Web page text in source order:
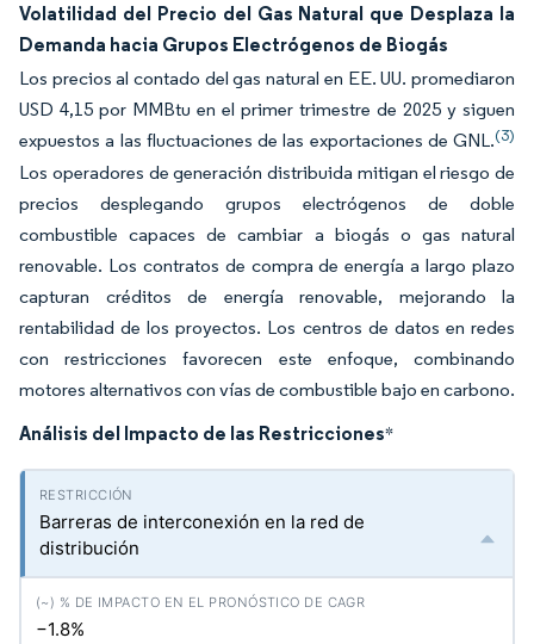
Volatilidad del Precio del Gas Natural que Desplaza la
Demanda hacia Grupos Electrógenos de Biogás
Los precios al contado del gas natural en EE. UU. promediaron
USD 4,15 por MMBtu en el primer trimestre de 2025 y siguen
expuestos a las fluctuaciones de las exportaciones de GNL.(3)
Los operadores de generación distribuida mitigan el riesgo de
precios desplegando grupos electrógenos de doble
combustible capaces de cambiar a biogás o gas natural
renovable. Los contratos de compra de energía a largo plazo
capturan créditos de energía renovable, mejorando la
rentabilidad de los proyectos. Los centros de datos en redes
con restricciones favorecen este enfoque, combinando
motores alternativos con vías de combustible bajo en carbono.
Análisis del Impacto de las Restricciones*
Barreras de interconexión en la red de
distribución
−1.8%